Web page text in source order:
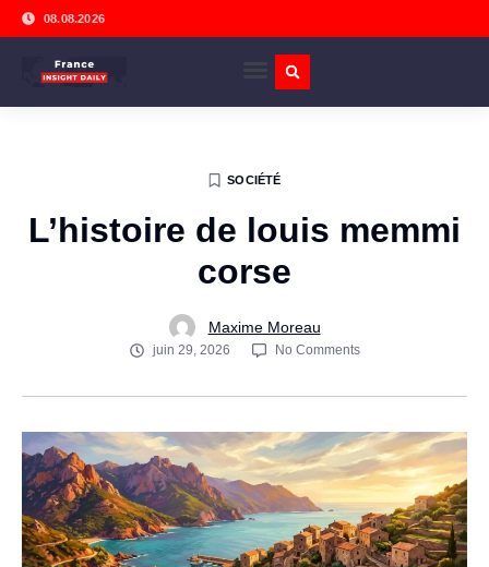
08.08.2026
SOCIÉTÉ
L’histoire de louis memmi
corse
Maxime Moreau
juin 29, 2026 No Comments